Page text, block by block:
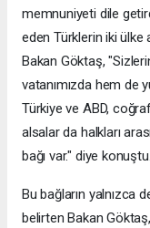
memnuniyeti dile
eden Türklerin iki ülke
Bakan Göktaş,
vatanımızda hem de
Türkiye ve ABD,
alsalar da halkları
bağı var." diye konuştu.
Bu bağların yalnızca
belirten Bakan